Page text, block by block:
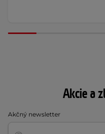
Akcie a
Akčný newsletter